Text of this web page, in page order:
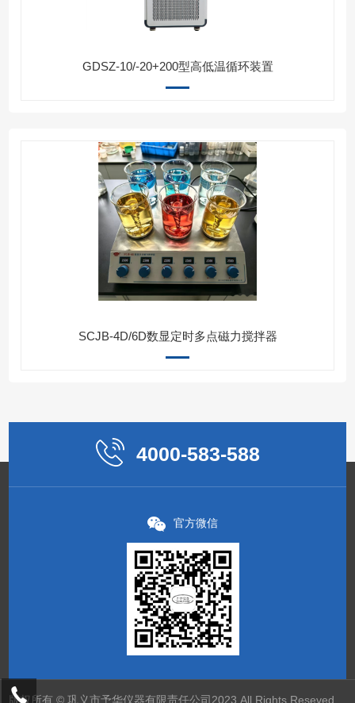
GDSZ-10/-20+200型高低温循环装置
SCJB-4D/6D数显定时多点磁力搅拌器
4000-583-588
官方微信
版权所有 © 巩义市予华仪器有限责任公司2023 All Rights Reseved